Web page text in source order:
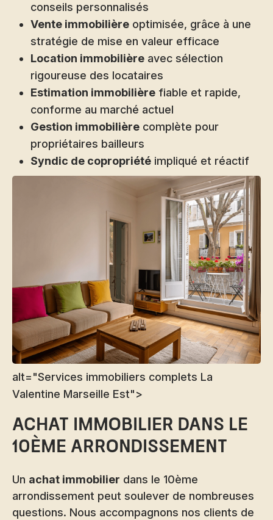
conseils personnalisés
Vente immobilière optimisée, grâce à une
stratégie de mise en valeur efficace
Location immobilière avec sélection
rigoureuse des locataires
Estimation immobilière fiable et rapide,
conforme au marché actuel
Gestion immobilière complète pour
propriétaires bailleurs
Syndic de copropriété impliqué et réactif
alt="Services immobiliers complets La
Valentine Marseille Est">
Achat immobilier dans le
10ème arrondissement
Un achat immobilier dans le 10ème
arrondissement peut soulever de nombreuses
questions. Nous accompagnons nos clients de